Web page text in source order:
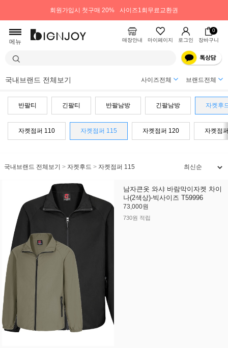
회원가입시 첫구매 20% 사이즈1회무료교환권
메뉴 매장안내 마이페이지 로그인
0
장바구니
국내브랜드 전체보기 사이즈전체 브랜드전체
반팔티 긴팔티 반팔남방 긴팔남방 자켓후
자켓점퍼 110 자켓점퍼 115 자켓점퍼 120 자켓점
국내브랜드 전체보기 > 자켓후드 > 자켓점퍼 115
남자큰옷 와샤 바람막이자켓 차이
나(2색상)-빅사이즈 T59996
73,000원
730원 적립